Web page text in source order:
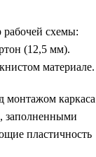
схемы:
(12,5 мм).
материале.
монтажом каркаса
заполненными
пластичность